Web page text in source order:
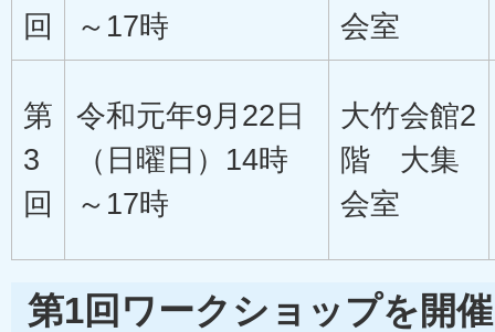
回
～17時
会室
第
3
回
令和元年9月22日
（日曜日）14時
～17時
大竹会館2
階 大集
会室
第1回ワークショップを開